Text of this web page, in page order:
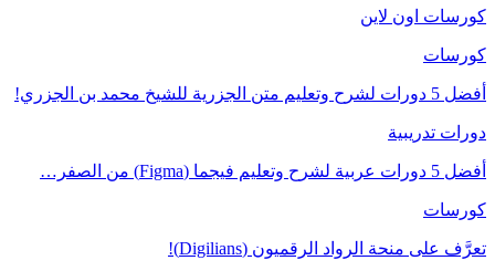
كورسات اون لاين
كورسات
أفضل 5 دورات لشرح وتعليم متن الجزرية للشيخ محمد بن الجزري!
دورات تدريبية
أفضل 5 دورات عربية لشرح وتعليم فيجما (Figma) من الصفر…
كورسات
تعرَّف على منحة الرواد الرقميون (Digilians)!